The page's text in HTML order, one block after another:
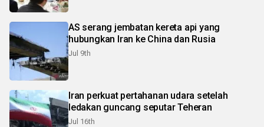
AS serang jembatan kereta api yang
hubungkan Iran ke China dan Rusia
Jul 9th
Iran perkuat pertahanan udara setelah
ledakan guncang seputar Teheran
Jul 16th